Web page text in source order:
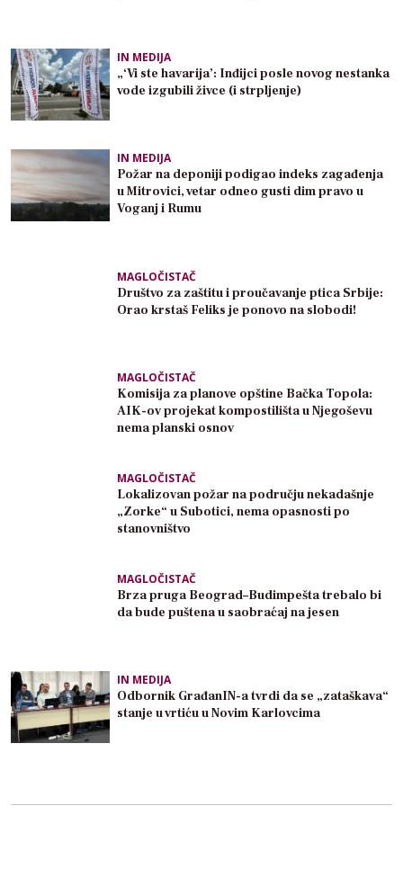
IN MEDIJA
„‘Vi ste havarija’: Inđijci posle novog nestanka
vode izgubili živce (i strpljenje)
IN MEDIJA
Požar na deponiji podigao indeks zagađenja
u Mitrovici, vetar odneo gusti dim pravo u
Voganj i Rumu
MAGLOČISTAČ
Društvo za zaštitu i proučavanje ptica Srbije:
Orao krstaš Feliks je ponovo na slobodi!
MAGLOČISTAČ
Komisija za planove opštine Bačka Topola:
AIK-ov projekat kompostilišta u Njegoševu
nema planski osnov
MAGLOČISTAČ
Lokalizovan požar na području nekadašnje
„Zorke“ u Subotici, nema opasnosti po
stanovništvo
MAGLOČISTAČ
Brza pruga Beograd–Budimpešta trebalo bi
da bude puštena u saobraćaj na jesen
IN MEDIJA
Odbornik GrađanIN-a tvrdi da se „zataškava“
stanje u vrtiću u Novim Karlovcima